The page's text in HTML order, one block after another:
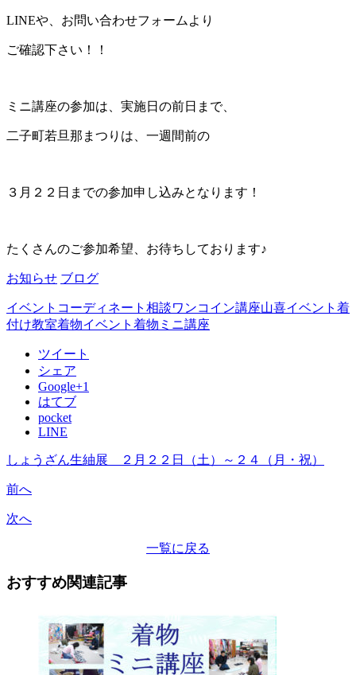
LINEや、お問い合わせフォームより
ご確認下さい！！
ミニ講座の参加は、実施日の前日まで、
二子町若旦那まつりは、一週間前の
３月２２日までの参加申し込みとなります！
たくさんのご参加希望、お待ちしております♪
お知らせ ブログ
イベント コーディネート相談ワンコイン講座山喜イベント 着
付け教室着物イベント 着物ミニ講座
ツイート
シェア
Google+1
はてブ
pocket
LINE
しょうざん生紬展 ２月２２日（土）～２４（月・祝）
前へ
次へ
一覧に戻る
おすすめ関連記事